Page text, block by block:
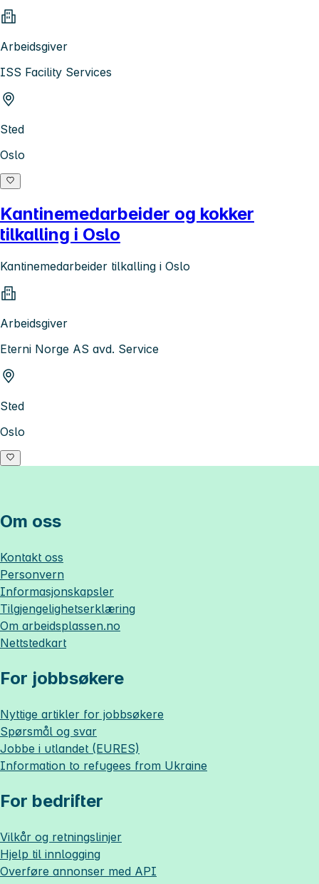
Arbeidsgiver
ISS Facility Services
Sted
Oslo
Kantinemedarbeider og kokker
tilkalling i Oslo
Kantinemedarbeider tilkalling i Oslo
Arbeidsgiver
Eterni Norge AS avd. Service
Sted
Oslo
Om oss
Kontakt oss
Personvern
Informasjonskapsler
Tilgjengelighetserklæring
Om arbeidsplassen.no
Nettstedkart
For jobbsøkere
Nyttige artikler for jobbsøkere
Spørsmål og svar
Jobbe i utlandet (EURES)
Information to refugees from Ukraine
For bedrifter
Vilkår og retningslinjer
Hjelp til innlogging
Overføre annonser med API